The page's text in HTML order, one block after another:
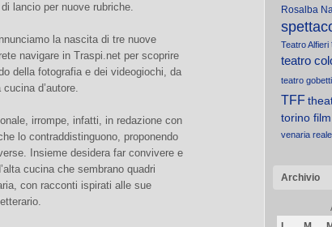
lancio per nuove rubriche.
la nascita di tre nuove
navigare in Traspi.net per scoprire
della fotografia e dei videogiochi, da
d’autore.
irrompe, infatti, in redazione con
lo contraddistinguono, proponendo
Insieme desidera far convivere e
cucina che sembrano quadri
con racconti ispirati alle sue
Rosalba
Teatro Alfieri
teatro
teatro gobetti
TFF
torino
venaria reale
Archivio